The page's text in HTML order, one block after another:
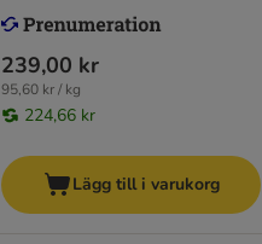
239,00 kr
95,60 kr / kg
224,66 kr
Lägg till i varukorg